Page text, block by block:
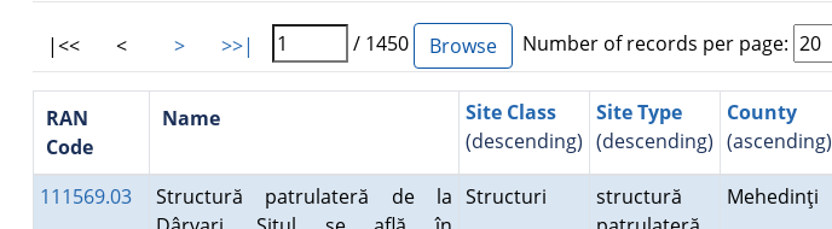
|<< < > >>| / 1450 Number of records per page:
RAN
Code
Name
Site Class
(descending)
Site Type
(descending)
County
(ascending)
111569.03
Structură patrulateră de la Structuri
structură
Mehedinţi